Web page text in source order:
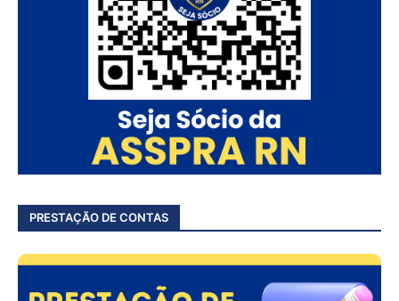
PRESTAÇÃO DE CONTAS